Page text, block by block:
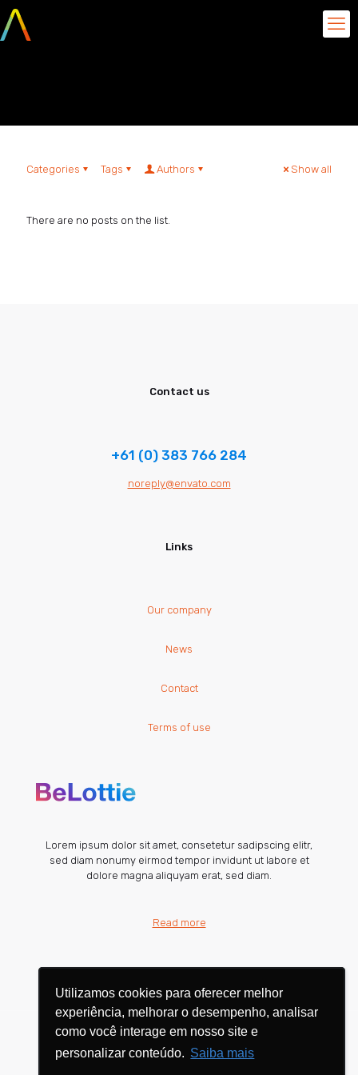
Utilizamos cookies para oferecer melhor
experiência, melhorar o desempenho, analisar
como você interage em nosso site e
personalizar conteúdo. Saiba mais
Utilizamos cookies para oferecer melhor
experiência, melhorar o desempenho, analisar
como você interage em nosso site e
personalizar conteúdo. Saiba mais
Categories Tags Authors Show all
There are no posts on the list.
Contact us
+61 (0) 383 766 284
noreply@envato.com
Links
Our company
News
Contact
Terms of use
Lorem ipsum dolor sit amet, consetetur sadipscing elitr,
sed diam nonumy eirmod tempor invidunt ut labore et
dolore magna aliquyam erat, sed diam.
Read more